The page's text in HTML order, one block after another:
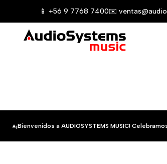
📱 +56 9 7768 7400✉️
¡Bienvenidos a AUDIOSYSTEMS MUSIC!